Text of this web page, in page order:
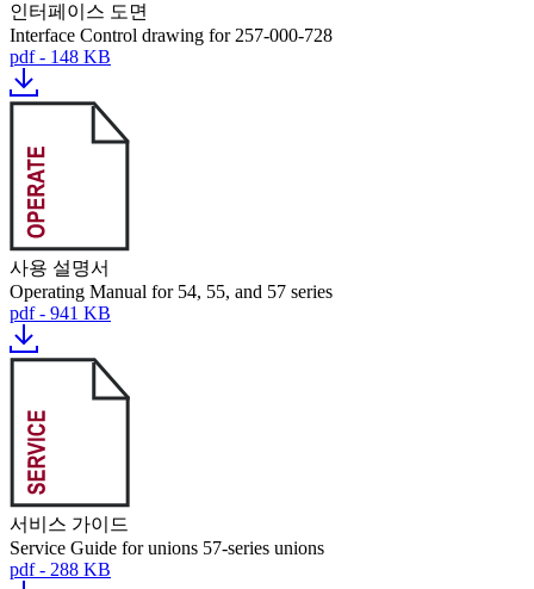
인터페이스 도면
Interface Control drawing for 257-000-728
pdf - 148 KB
사용 설명서
Operating Manual for 54, 55, and 57 series
pdf - 941 KB
서비스 가이드
Service Guide for unions 57-series unions
pdf - 288 KB